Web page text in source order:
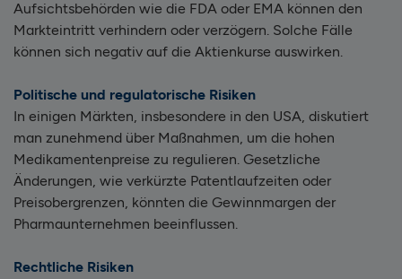
Aufsichtsbehörden wie die FDA oder EMA können den
Markteintritt verhindern oder verzögern. Solche Fälle
können sich negativ auf die Aktienkurse auswirken.
Politische und regulatorische Risiken
In einigen Märkten, insbesondere in den USA, diskutiert
man zunehmend über Maßnahmen, um die hohen
Medikamentenpreise zu regulieren. Gesetzliche
Änderungen, wie verkürzte Patentlaufzeiten oder
Preisobergrenzen, könnten die Gewinnmargen der
Pharmaunternehmen beeinflussen.
Rechtliche Risiken